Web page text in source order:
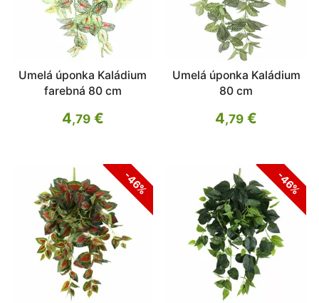
Umelá úponka Kaládium
farebná 80 cm
4,79€
Umelá úponka Kaládium
80 cm
4,79 €
-46% -46%